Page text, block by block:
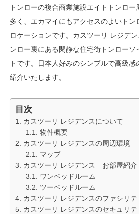
トンローの複合商業施設エイトトンロ
多く、エカマイにもアクセスのよいトン
ロケーションです。カスツーリ レジデ
ンロー裏にある閑静な住宅街トンローソ
トです。日本人好みのシンプルで高級
紹介いたします。
目次
カスツーリ レジデンスについて
物件概要
カスツーリ レジデンスの周辺環境
マップ
カスツーリ レジデンス お部屋紹介
ワンベッドルーム
ツーベッドルーム
カスツーリ レジデンスのファシリテ
カスツーリ レジデンスのセキュリテ